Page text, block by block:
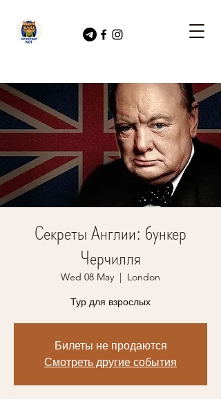
Секреты Англии: бункер
Черчилля
Wed 08 May
  |
London
Тур для взрослых
Билеты не продаются
Смотреть другие события